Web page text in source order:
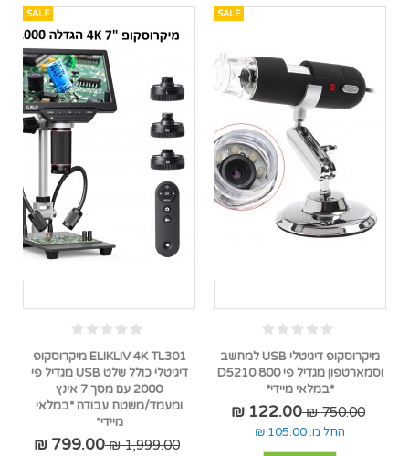
SALE
מיקרוסקופ דיגיטלי USB למחשב
וסמארטפון מגדיל פי 800 D5210
*במלאי מיידי*
750.00 ₪
122.00 ₪
החל מ: 105.00 ₪
SALE
ELIKLIV 4K TL301 מיקרוסקופ
דיגיטלי כולל שלט USB מגדיל פי
2000 עם מסך 7 אינץ
ומעמד/משטח עבודה *במלאי
מיידי*
1,999.00 ₪
799.00 ₪